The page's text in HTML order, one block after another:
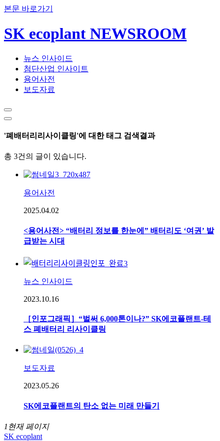
본문 바로가기
SK ecoplant NEWSROOM
뉴스 인사이드
첨단산업 인사이트
용어사전
보도자료
'폐배터리리사이클링'에 대한 태그 검색결과
총 3건의 글이 있습니다.
용어사전
2025.04.02
<용어사전> “배터리 정보를 한눈에” 배터리도 ‘여권’ 발
급받는 시대
뉴스 인사이드
2023.10.16
［인포그래픽］“벌써 6,000톤이나?” SK에코플랜트-테
스 폐배터리 리사이클링
보도자료
2023.05.26
SK에코플랜트의 탄소 없는 미래 만들기
1 현재 페이지
SK ecoplant